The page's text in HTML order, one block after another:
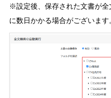
※設定後、保存された文書が
に数日かかる場合がございます